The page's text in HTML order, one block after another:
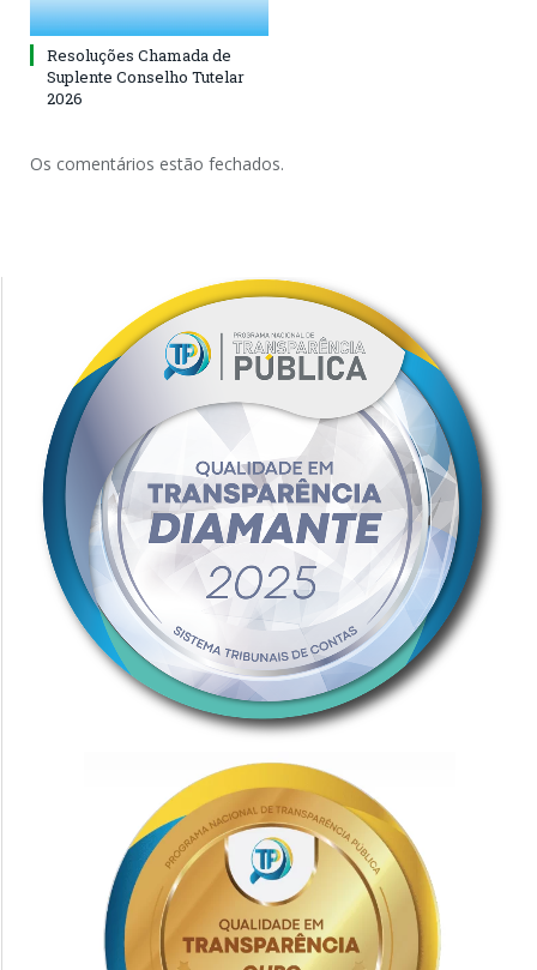
Resoluções Chamada de
Suplente Conselho Tutelar
2026
Os comentários estão fechados.